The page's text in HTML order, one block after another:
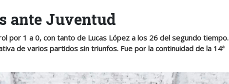
ante Juventud
por 1 a 0, con tanto de Lucas López a los 26 del segundo tiempo.
de varios partidos sin triunfos. Fue por la continuidad de la 14ª